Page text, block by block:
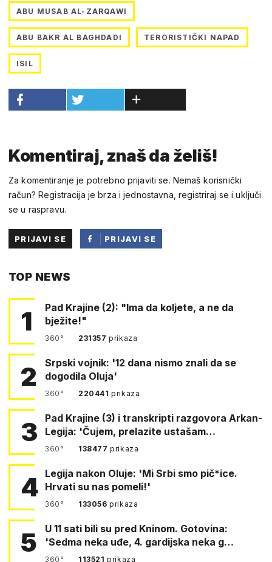
ABU MUSAB AL-ZARQAWI
ABU BAKR AL BAGHDADI TERORISTIČKI NAPAD
ISIL
Komentiraj, znaš da želiš!
Za komentiranje je potrebno prijaviti se. Nemaš korisnički
račun? Registracija je brza i jednostavna, registriraj se i uključi
se u raspravu.
PRIJAVI SE
PRIJAVI SE
TOP NEWS
1
Pad Krajine (2): "Ima da koljete, a ne da
bježite!"
360° 231357prikaza
2
Srpski vojnik: '12 dana nismo znali da se
dogodila Oluja'
360° 220441prikaza
3
Pad Krajine (3) i transkripti razgovora Arkan-
Legija: 'Čujem, prelazite ustašam…
360° 138477prikaza
4 Legija nakon Oluje: 'Mi Srbi smo pič*ice.
Hrvati su nas pomeli!'
360° 133056prikaza
5
U 11 sati bili su pred Kninom. Gotovina:
'Sedma neka uđe, 4. gardijska neka g…
360° 113521prikaza